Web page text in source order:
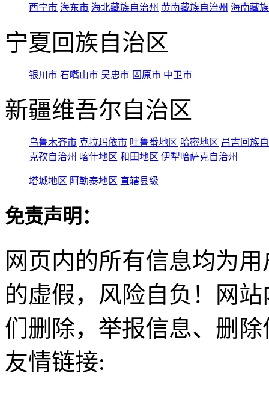
西宁市 海东市 海北藏族自治州 黄南藏族自治州 海南藏
宁夏回族自治区
银川市 石嘴山市 吴忠市 固原市 中卫市
新疆维吾尔自治区
乌鲁木齐市 克拉玛依市 吐鲁番地区 哈密地区 昌吉回族
克孜自治州 喀什地区 和田地区 伊犁哈萨克自治州
塔城地区 阿勒泰地区 直辖县级
免责声明：
网页内的所有信息均为
的虚假，风险自负！网
们删除，举报信息、删
友情链接: